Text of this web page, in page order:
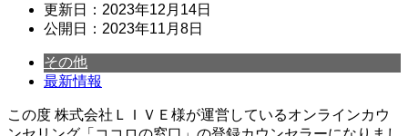
更新日： 2023年12月14日
公開日： 2023年11月8日
その他
最新情報
この度 株式会社ＬＩＶＥ様が運営しているオンラインカウ